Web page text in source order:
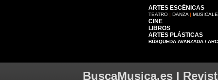
ARTES ESCÉNICAS
TEATRO | DANZA |
CINE
LIBROS
ARTES PLÁSTICAS
BÚSQUEDA AVANZADA /
BuscaMusica.es |